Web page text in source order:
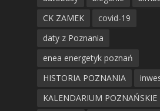
CK ZAMEK
covid-19
daty z Poznania
enea energetyk poznań
HISTORIA POZNANIA
KALENDARIUM POZNAŃSKIE